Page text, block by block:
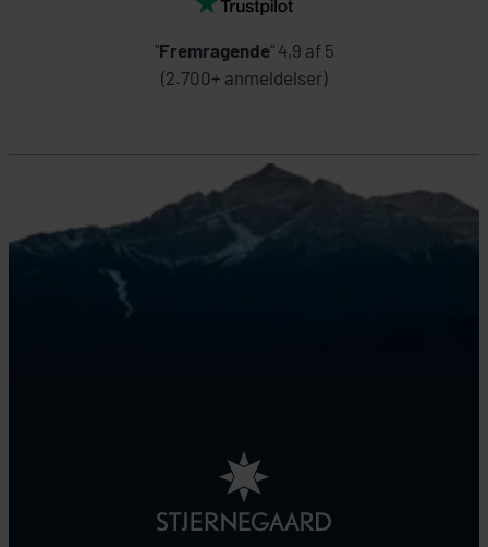
"Fremragende" 4,9 af 5
(2.700+ anmeldelser)